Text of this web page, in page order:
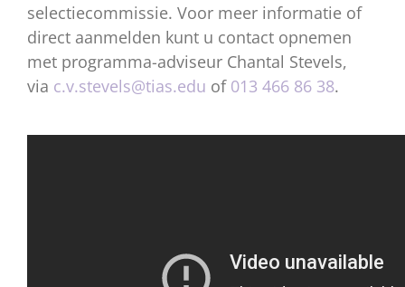
selectiecommissie. Voor meer informatie of
direct aanmelden kunt u contact opnemen
met programma-adviseur Chantal Stevels,
via c.v.stevels@tias.edu of 013 466 86 38.